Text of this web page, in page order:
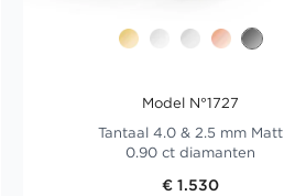
Model N°1727
Tantaal 4.0 & 2.5 mm Matt
0.90 ct diamanten
€ 1.530